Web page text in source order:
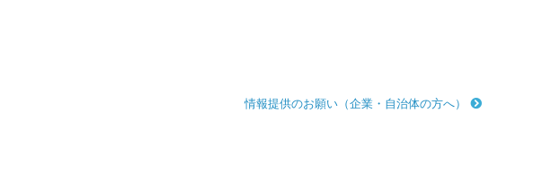
情報提供のお願い（企業・自治体の方へ）